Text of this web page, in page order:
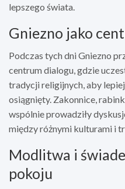
lepszego świata.
Gniezno jako
Podczas tych dni Gniezno
centrum dialogu, gdzie
tradycji religijnych, aby
osiągnięty. Zakonnice,
wspólnie prowadziły
między różnymi kulturami i
Modlitwa i
pokoju